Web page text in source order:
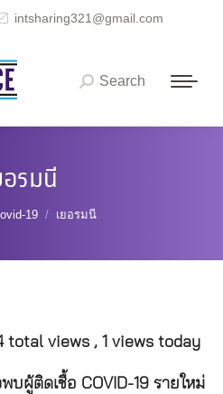
intsharing321@gmail.com
Search:
Search
อรมนี
19 เยอรมนี
total views , 1 views today
บผู้ติดเชื้อ COVID-19 รายใหม่